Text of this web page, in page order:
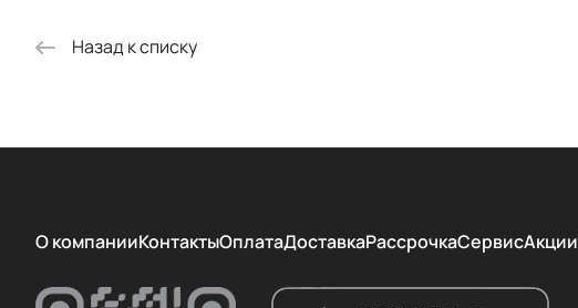
Назад к списку
О компанииКонтактыОплатаДоставкаРассрочкаСервисАкции